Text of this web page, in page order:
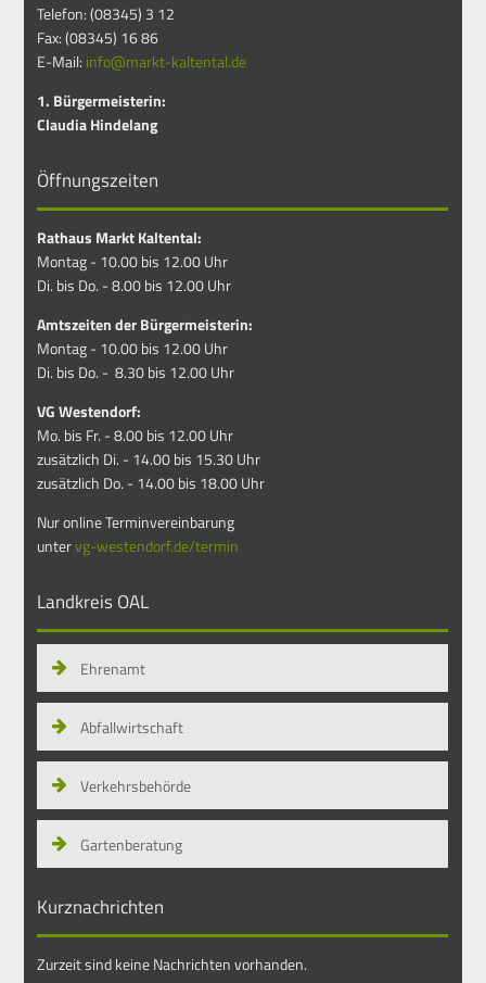
Telefon: (08345) 3 12
Fax: (08345) 16 86
E-Mail: info@markt-kaltental.de
1. Bürgermeisterin:
Claudia Hindelang
Öffnungszeiten
Rathaus Markt Kaltental:
Montag - 10.00 bis 12.00 Uhr
Di. bis Do. - 8.00 bis 12.00 Uhr
Amtszeiten der Bürgermeisterin:
Montag - 10.00 bis 12.00 Uhr
Di. bis Do. - 8.30 bis 12.00 Uhr
VG Westendorf:
Mo. bis Fr. - 8.00 bis 12.00 Uhr
zusätzlich Di. - 14.00 bis 15.30 Uhr
zusätzlich Do. - 14.00 bis 18.00 Uhr
Nur online Terminvereinbarung
untervg-westendorf.de/termin
Landkreis OAL
Ehrenamt
Abfallwirtschaft
Verkehrsbehörde
Gartenberatung
Kurznachrichten
Zurzeit sind keine Nachrichten vorhanden.